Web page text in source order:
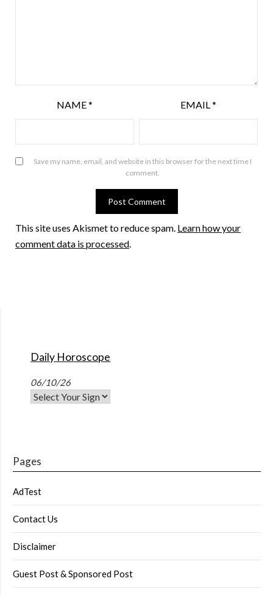
NAME* EMAIL*
Save my name, email, and website in this browser for the next time I
comment.
This site uses Akismet to reduce spam. Learn how your
comment data is processed.
Daily Horoscope
06/10/26
Pages
AdTest
Contact Us
Disclaimer
Guest Post & Sponsored Post